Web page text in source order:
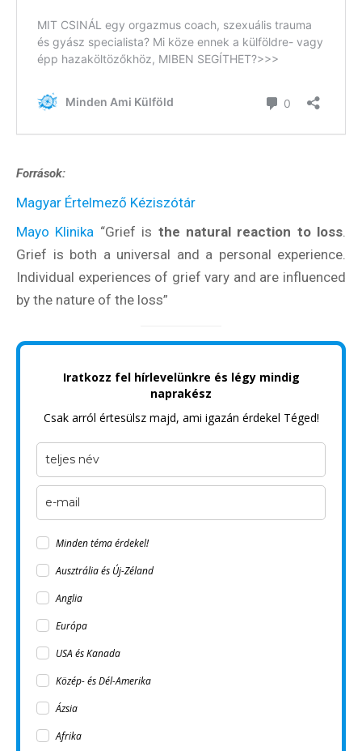
Források:
Magyar Értelmező Kéziszótár
Mayo Klinika “Grief is the natural reaction to loss.
Grief is both a universal and a personal experience.
Individual experiences of grief vary and are influenced
by the nature of the loss”
Iratkozz fel hírlevelünkre és légy mindig
naprakész
Csak arról értesülsz majd, ami igazán érdekel Téged!
Minden téma érdekel!
Ausztrália és Új-Zéland
Anglia
Európa
USA és Kanada
Közép- és Dél-Amerika
Ázsia
Afrika